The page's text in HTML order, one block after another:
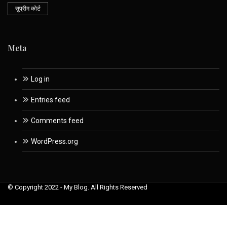
सुप्रीम कोर्ट
Meta
Log in
Entries feed
Comments feed
WordPress.org
© Copyright 2022 - My Blog. All Rights Reserved